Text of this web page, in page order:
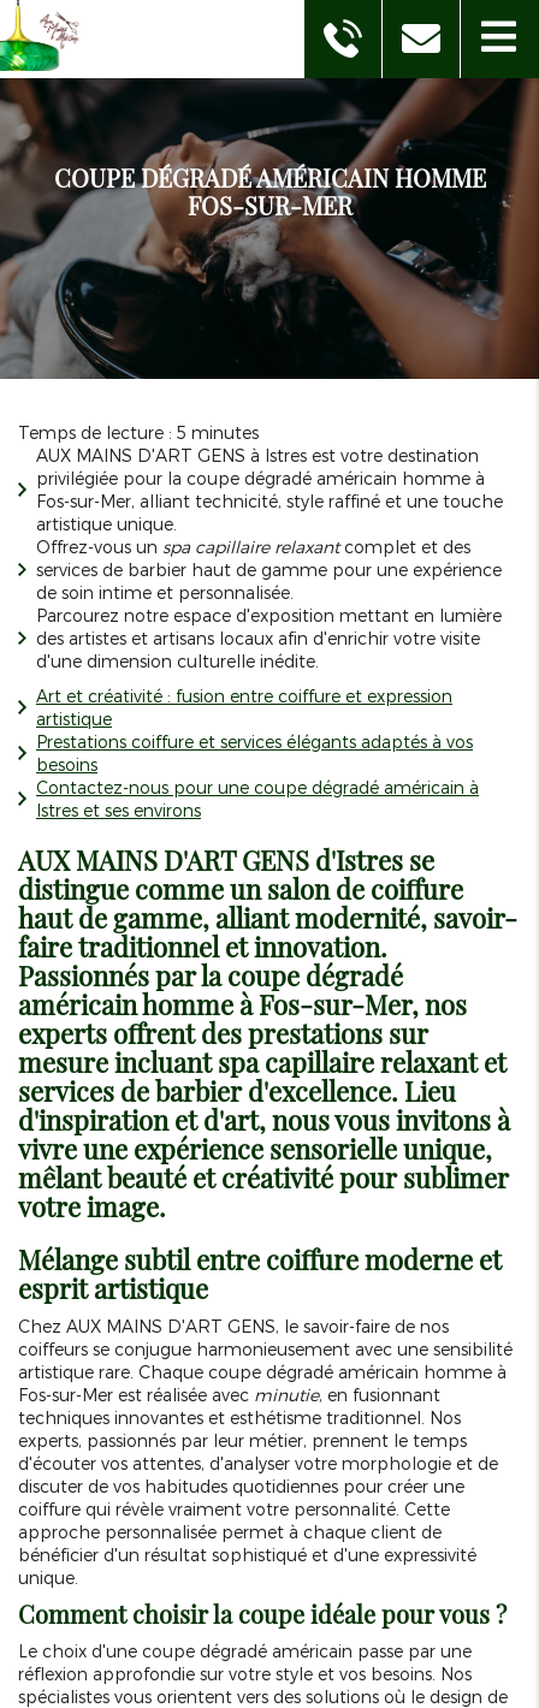
COUPE DÉGRADÉ AMÉRICAIN HOMME
FOS-SUR-MER
Temps de lecture : 5 minutes
AUX MAINS D'ART GENS à Istres est votre destination
privilégiée pour la coupe dégradé américain homme à
Fos-sur-Mer, alliant technicité, style raffiné et une touche
artistique unique.
Offrez-vous un spa capillaire relaxantcomplet et des
services de barbier haut de gamme pour une expérience
de soin intime et personnalisée.
Parcourez notre espace d'exposition mettant en lumière
des artistes et artisans locaux afin d'enrichir votre visite
d'une dimension culturelle inédite.
Art et créativité : fusion entre coiffure et expression
artistique
Prestations coiffure et services élégants adaptés à vos
besoins
Contactez-nous pour une coupe dégradé américain à
Istres et ses environs
AUX MAINS D'ART GENS d'Istres se
distingue comme un salon de coiffure
haut de gamme, alliant modernité, savoir-
faire traditionnel et innovation.
Passionnés par la coupe dégradé
américain homme à Fos-sur-Mer, nos
experts offrent des prestations sur
mesure incluant spa capillaire relaxant et
services de barbier d'excellence. Lieu
d'inspiration et d'art, nous vous invitons à
vivre une expérience sensorielle unique,
mêlant beauté et créativité pour sublimer
votre image.
Mélange subtil entre coiffure moderne et
esprit artistique
Chez AUX MAINS D'ART GENS, le savoir-faire de nos
coiffeurs se conjugue harmonieusement avec une sensibilité
artistique rare. Chaque coupe dégradé américain homme à
Fos-sur-Mer est réalisée avec minutie, en fusionnant
techniques innovantes et esthétisme traditionnel. Nos
experts, passionnés par leur métier, prennent le temps
d'écouter vos attentes, d'analyser votre morphologie et de
discuter de vos habitudes quotidiennes pour créer une
coiffure qui révèle vraiment votre personnalité. Cette
approche personnalisée permet à chaque client de
bénéficier d'un résultat sophistiqué et d'une expressivité
unique.
Comment choisir la coupe idéale pour vous ?
Le choix d'une coupe dégradé américain passe par une
réflexion approfondie sur votre style et vos besoins. Nos
spécialistes vous orientent vers des solutions où le design de